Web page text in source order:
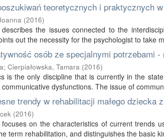
teoretycznych i praktycznych
(2016)
the issues connected to the
out the necessity for the psychologist to take
osób ze specjalnymi potrzebami
; Cierpiałowska, Tamara (2016)
is the only discipline that is currently in the
dysfunctions. The issue of
trendy w rehabilitacji małego dziecka
(2016)
on the characteristics of current trends
term rehabilitation, and distinguishes the basic